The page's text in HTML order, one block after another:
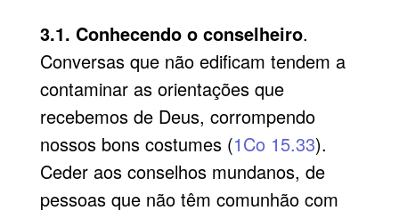
3.1. Conhecendo o conselheiro.
Conversas que não edificam tendem a
contaminar as orientações que
recebemos de Deus, corrompendo
nossos bons costumes (1Co 15.33).
Ceder aos conselhos mundanos, de
pessoas que não têm comunhão com